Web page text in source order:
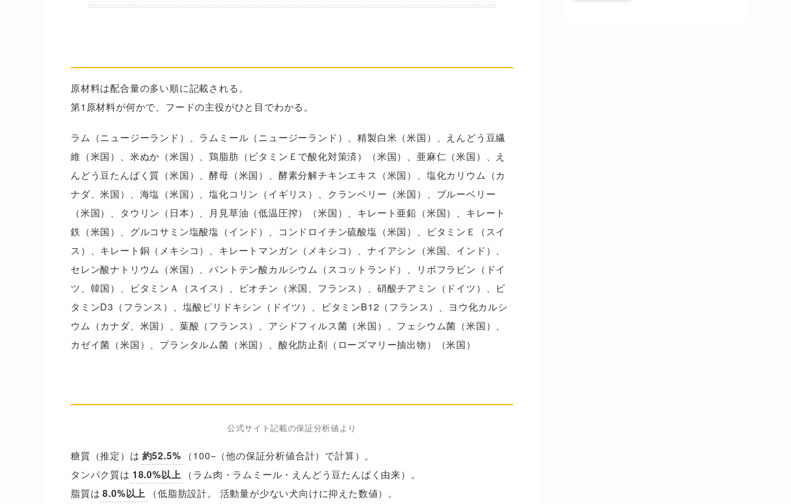
原材料は配合量の多い順に記載される。
第1原材料が何かで、フードの主役がひと目でわかる。
ラム（ニュージーランド）、ラムミール（ニュージーランド）、精製白米（米国）、えんどう豆繊
維（米国）、米ぬか（米国）、鶏脂肪（ビタミンＥで酸化対策済）（米国）、亜麻仁（米国）、え
んどう豆たんぱく質（米国）、酵母（米国）、酵素分解チキンエキス（米国）、塩化カリウム（カ
ナダ、米国）、海塩（米国）、塩化コリン（イギリス）、クランベリー（米国）、ブルーベリー
（米国）、タウリン（日本）、月見草油（低温圧搾）（米国）、キレート亜鉛（米国）、キレート
鉄（米国）、グルコサミン塩酸塩（インド）、コンドロイチン硫酸塩（米国）、ビタミンＥ（スイ
ス）、キレート銅（メキシコ）、キレートマンガン（メキシコ）、ナイアシン（米国、インド）、
セレン酸ナトリウム（米国）、パントテン酸カルシウム（スコットランド）、リボフラビン（ドイ
ツ、韓国）、ビタミンＡ（スイス）、ビオチン（米国、フランス）、硝酸チアミン（ドイツ）、ビ
タミンD3（フランス）、塩酸ピリドキシン（ドイツ）、ビタミンB12（フランス）、ヨウ化カルシ
ウム（カナダ、米国）、葉酸（フランス）、アシドフィルス菌（米国）、フェシウム菌（米国）、
カゼイ菌（米国）、プランタルム菌（米国）、酸化防止剤（ローズマリー抽出物）（米国）
公式サイト記載の保証分析値より
糖質（推定）は 約52.5%
（100−（他の保証分析値合計）で計算）。
タンパク質は 18.0%以上
（ラム肉・ラムミール・えんどう豆たんぱく由来）。
脂質は 8.0%以上
（低脂肪設計。 活動量が少ない犬向けに抑えた数値）。